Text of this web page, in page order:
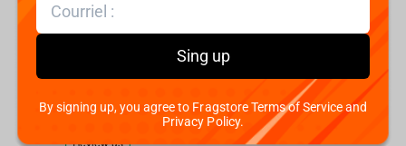
Sing up
By signing up, you agree to Fragstore Terms of Service and
Privacy Policy.